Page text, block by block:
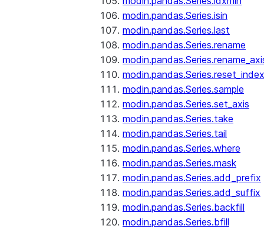
modin.pandas.Series.isin
modin.pandas.Series.last
modin.pandas.Series.rename
modin.pandas.Series.reset_index
modin.pandas.Series.sample
modin.pandas.Series.set_axis
modin.pandas.Series.take
modin.pandas.Series.tail
modin.pandas.Series.where
modin.pandas.Series.mask
modin.pandas.Series.add_prefix
modin.pandas.Series.add_suffix
modin.pandas.Series.backfill
modin.pandas.Series.bfill